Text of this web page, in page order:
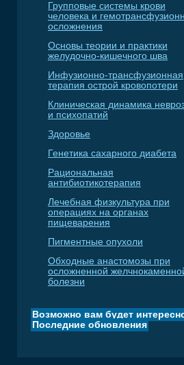
Групповые системы крови
человека и
осложнения
Основы теории и практики
желудочно-кишечного шва
Инфузионно-трансфузионная
терапия острой кровопотери
Клиническая динамика
и психопатий
Здоровье
Генетика сахарного диабета
Рациональная
антибиотикотерапия
Лечебная физкультура при
операциях на органах
пищеварения
Пигментные опухоли
Обходные анастомозы при
осложненной
болезни
Возможно вам будет
Последние обновления